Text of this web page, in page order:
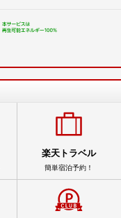
楽天トラベル
簡単宿泊予約！